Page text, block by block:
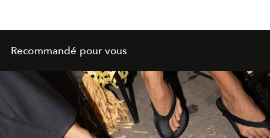
Recommandé pour vous